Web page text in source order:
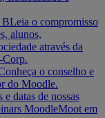
BLeia o compromisso
alunos,
através da
Corp.
o conselho e
do Moodle.
datas de nossas
MoodleMoot em